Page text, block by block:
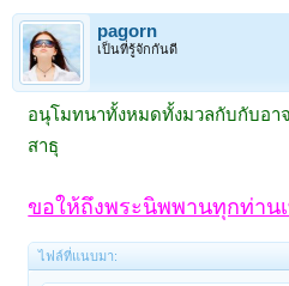
pagorn
เป็นที่รู้จักกันดี
อนุโมทนาทั้งหมดทั้งมวลกับกับอา
สาธุ
ขอให้ถึงพระนิพพานทุกท่าน
ไฟล์ที่แนบมา: